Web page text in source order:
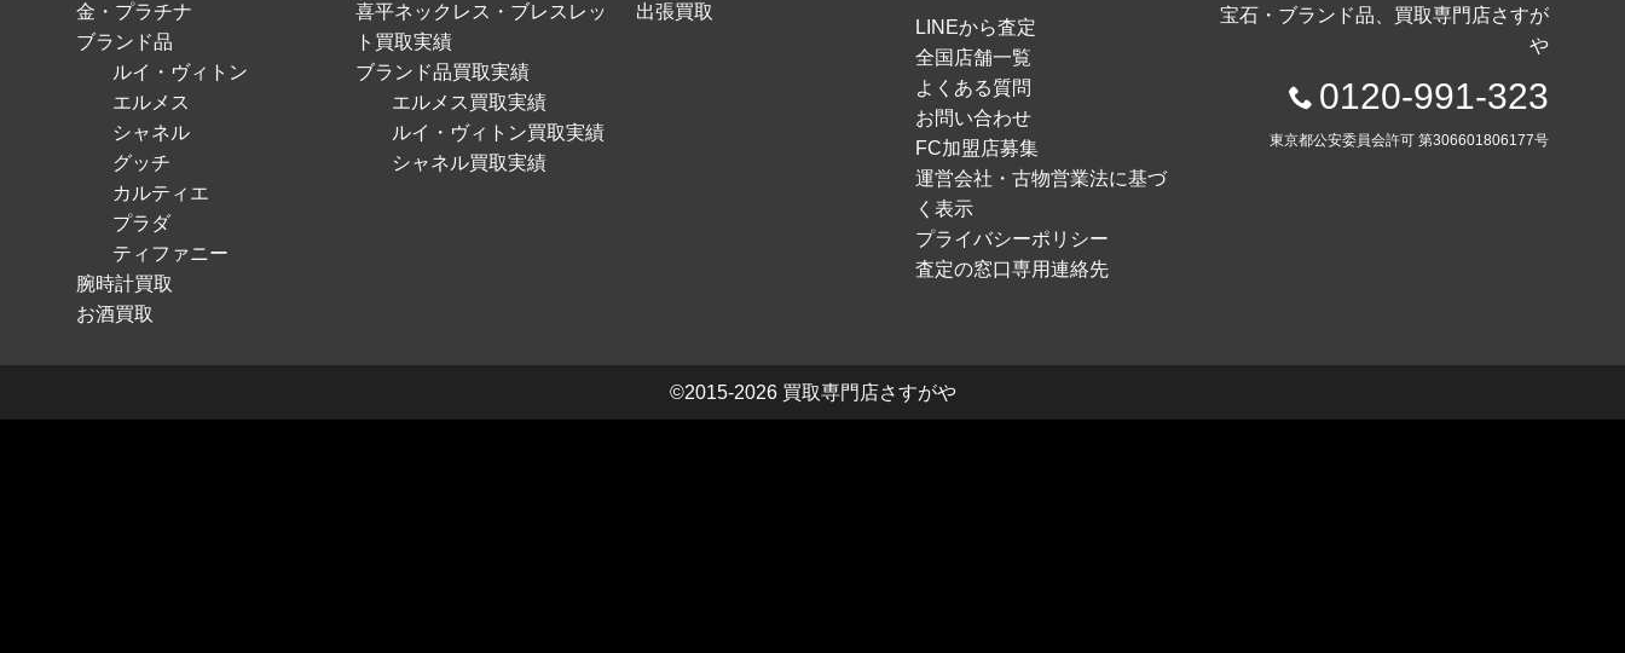
金・プラチナ
ブランド品
ルイ・ヴィトン
エルメス
シャネル
グッチ
カルティエ
プラダ
ティファニー
腕時計買取
お酒買取
喜平ネックレス・ブレスレッ
ト買取実績
ブランド品買取実績
エルメス買取実績
ルイ・ヴィトン買取実績
シャネル買取実績
出張買取
LINEから査定
全国店舗一覧
よくある質問
お問い合わせ
FC加盟店募集
運営会社・古物営業法に基づ
く表示
プライバシーポリシー
査定の窓口専用連絡先
宝石・ブランド品、買取専門店さすが
や
0120-991-323
東京都公安委員会許可 第306601806177号
©2015-2026 買取専門店さすがや